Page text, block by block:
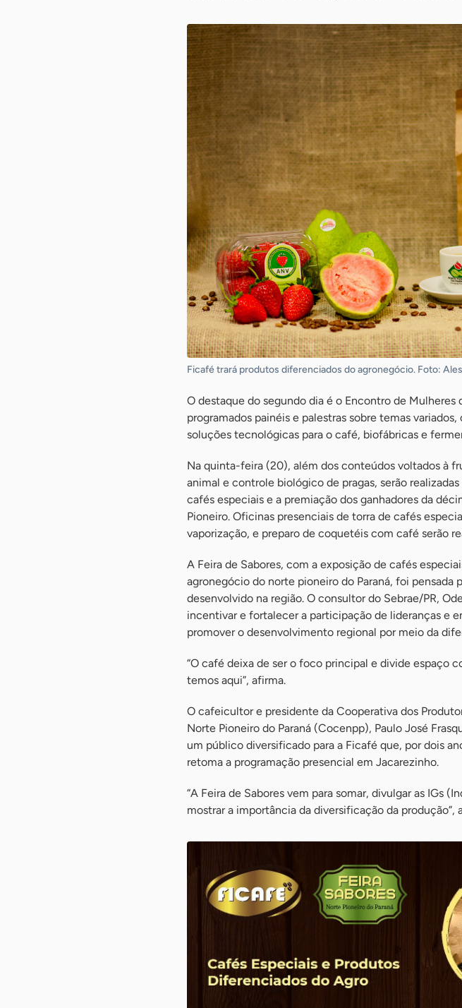
Ficafé trará produtos diferenciados do agronegócio. Foto:
O destaque do segundo dia é o Encontro de
programados painéis e palestras sobre temas
soluções tecnológicas para o café, biofábricas e
Na quinta-feira (20), além dos conteúdos voltados à
animal e controle biológico de pragas, serão
cafés especiais e a premiação dos ganhadores da
Pioneiro. Oficinas presenciais de torra de cafés
vaporização, e preparo de coquetéis com café serão
A Feira de Sabores, com a exposição de cafés
agronegócio do norte pioneiro do Paraná, foi pensada
desenvolvido na região. O consultor do Sebrae/PR,
incentivar e fortalecer a participação de lideranças e
promover o desenvolvimento regional por meio da
“O café deixa de ser o foco principal e divide espaço
temos aqui”, afirma.
O cafeicultor e presidente da Cooperativa dos
Norte Pioneiro do Paraná (Cocenpp), Paulo José
um público diversificado para a Ficafé que, por dois
retoma a programação presencial em Jacarezinho.
“A Feira de Sabores vem para somar, divulgar as IGs
mostrar a importância da diversificação da produção”,